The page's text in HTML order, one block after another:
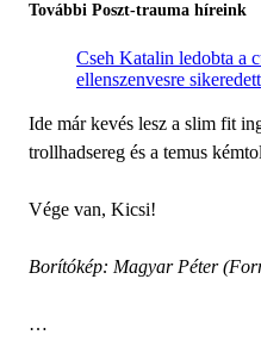
További Poszt-trauma híreink
Cseh Katalin ledobta a
ellenszenvesre sikeredett
Ide már kevés lesz a slim fit
trollhadsereg és a temus
Vége van, Kicsi!
Borítókép: Magyar Péter
…